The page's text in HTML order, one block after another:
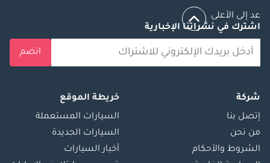
عد إلى الأعلى
اشترك في نشراتنا الإخبارية
انضم
شركة
إتصل بنا
من نحن
الشروط والأحكام
خريطة الموقع
السيارات المستعملة
السيارات الجديدة
أخبار السيارات